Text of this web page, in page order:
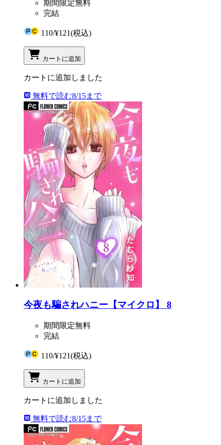
期間限定無料
完結
110/¥121(税込)
カートに追加
カートに追加しました
無料で読む8/15まで
今夜も騙されハニー【マイクロ】 8
期間限定無料
完結
110/¥121(税込)
カートに追加
カートに追加しました
無料で読む8/15まで